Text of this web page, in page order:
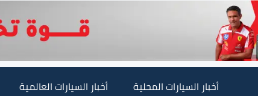
أخبار السيارات المحلية أخبار السيارات العالمية